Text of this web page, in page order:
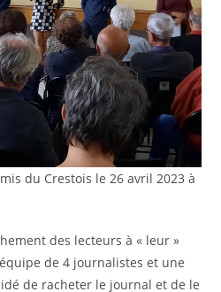
du Crestois le 26 avril 2023 à
des lecteurs à « leur »
de 4 journalistes et une
de racheter le journal et de le